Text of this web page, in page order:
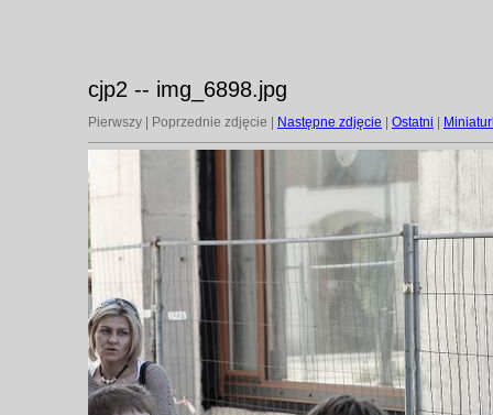
cjp2 -- img_6898.jpg
Pierwszy | Poprzednie zdjęcie | Następne zdjęcie Ostatni